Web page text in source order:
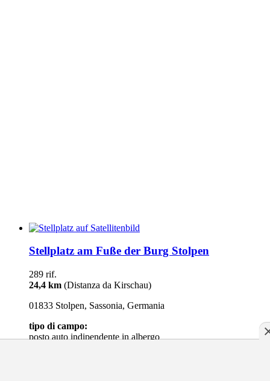
Stellplatz am Fuße der Burg Stolpen
289 rif.
24,4 km (Distanza da Kirschau)
01833 Stolpen, Sassonia, Germania
tipo di campo:
posto auto indipendentein albergo